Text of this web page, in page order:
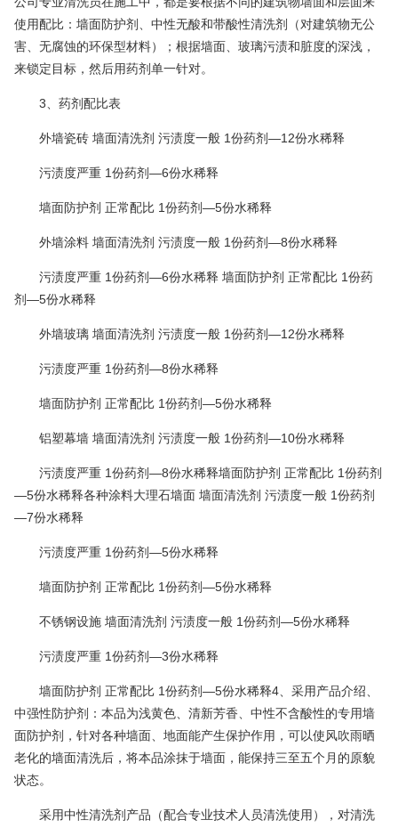
使用配比：墙面防护剂、中性无酸和带酸性清洗剂（对建筑物无公
害、无腐蚀的环保型材料）；根据墙面、玻璃污渍和脏度的深浅，
来锁定目标，然后用药剂单一针对。
3、药剂配比表
外墙瓷砖 墙面清洗剂 污渍度一般 1份药剂—12份水稀释
污渍度严重 1份药剂—6份水稀释
墙面防护剂 正常配比 1份药剂—5份水稀释
外墙涂料 墙面清洗剂 污渍度一般 1份药剂—8份水稀释
污渍度严重 1份药剂—6份水稀释 墙面防护剂 正常配比 1份药
剂—5份水稀释
外墙玻璃 墙面清洗剂 污渍度一般 1份药剂—12份水稀释
污渍度严重 1份药剂—8份水稀释
墙面防护剂 正常配比 1份药剂—5份水稀释
铝塑幕墙 墙面清洗剂 污渍度一般 1份药剂—10份水稀释
污渍度严重 1份药剂—8份水稀释墙面防护剂 正常配比 1份药剂
—5份水稀释各种涂料大理石墙面 墙面清洗剂 污渍度一般 1份药剂
—7份水稀释
污渍度严重 1份药剂—5份水稀释
墙面防护剂 正常配比 1份药剂—5份水稀释
不锈钢设施 墙面清洗剂 污渍度一般 1份药剂—5份水稀释
污渍度严重 1份药剂—3份水稀释
墙面防护剂 正常配比 1份药剂—5份水稀释4、采用产品介绍、
中强性防护剂：本品为浅黄色、清新芳香、中性不含酸性的专用墙
面防护剂，针对各种墙面、地面能产生保护作用，可以使风吹雨晒
老化的墙面清洗后，将本品涂抹于墙面，能保持三至五个月的原貌
状态。
采用中性清洗剂产品（配合专业技术人员清洗使用），对清洗